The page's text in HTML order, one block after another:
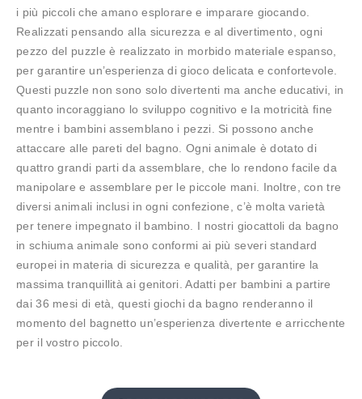
i più piccoli che amano esplorare e imparare giocando.
Realizzati pensando alla sicurezza e al divertimento, ogni
pezzo del puzzle è realizzato in morbido materiale espanso,
per garantire un’esperienza di gioco delicata e confortevole.
Questi puzzle non sono solo divertenti ma anche educativi, in
quanto incoraggiano lo sviluppo cognitivo e la motricità fine
mentre i bambini assemblano i pezzi. Si possono anche
attaccare alle pareti del bagno. Ogni animale è dotato di
quattro grandi parti da assemblare, che lo rendono facile da
manipolare e assemblare per le piccole mani. Inoltre, con tre
diversi animali inclusi in ogni confezione, c’è molta varietà
per tenere impegnato il bambino. I nostri giocattoli da bagno
in schiuma animale sono conformi ai più severi standard
europei in materia di sicurezza e qualità, per garantire la
massima tranquillità ai genitori. Adatti per bambini a partire
dai 36 mesi di età, questi giochi da bagno renderanno il
momento del bagnetto un’esperienza divertente e arricchente
per il vostro piccolo.